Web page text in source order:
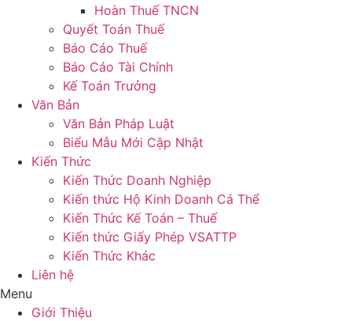
Hoàn Thuế TNCN
Quyết Toán Thuế
Báo Cáo Thuế
Báo Cáo Tài Chính
Kế Toán Trưởng
Văn Bản
Văn Bản Pháp Luật
Biểu Mẫu Mới Cập Nhật
Kiến Thức
Kiến Thức Doanh Nghiệp
Kiến thức Hộ Kinh Doanh Cá Thể
Kiến Thức Kế Toán – Thuế
Kiến thức Giấy Phép VSATTP
Kiến Thức Khác
Liên hệ
Menu
Giới Thiệu